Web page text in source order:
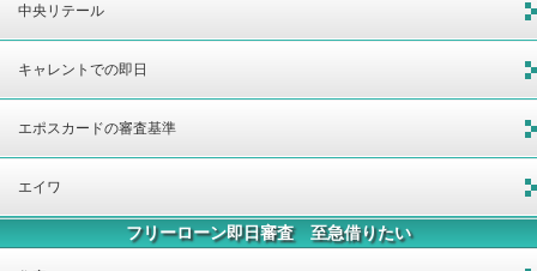
中央リテール
キャレントでの即日
エポスカードの審査基準
エイワ
フリーローン即日審査 至急借りたい